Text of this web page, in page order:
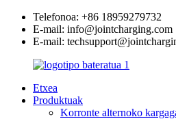
Telefonoa: +86 18959279732
E-mail: info@jointcharging.com
E-mail:
Etxea
Produktuak
Korronte alternoko